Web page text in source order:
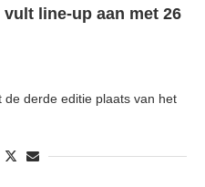
line-up aan met 26
derde editie plaats van het